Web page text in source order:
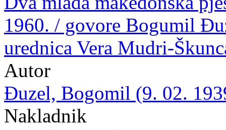
1960. / govore Bogumil
urednica Vera Mudri-
Autor
Đuzel, Bogomil (9. 02.
Nakladnik